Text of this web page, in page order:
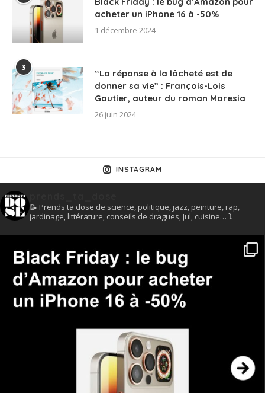
acheter un iPhone 16 à -50%
1 décembre 2024
3
“La réponse à la lâcheté est de
donner sa vie” : François-Lois
Gautier, auteur du roman Maresia
26 juin 2024
INSTAGRAM
📝 Prends ta dose de science, politique, jazz, peinture, rap,
jardinage, littérature, conseils de dragues, Jul, cuisine… ⤵️